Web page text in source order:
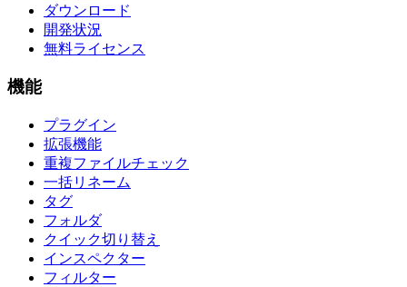
ダウンロード
開発状況
無料ライセンス
機能
プラグイン
拡張機能
重複ファイルチェック
一括リネーム
タグ
フォルダ
クイック切り替え
インスペクター
フィルター